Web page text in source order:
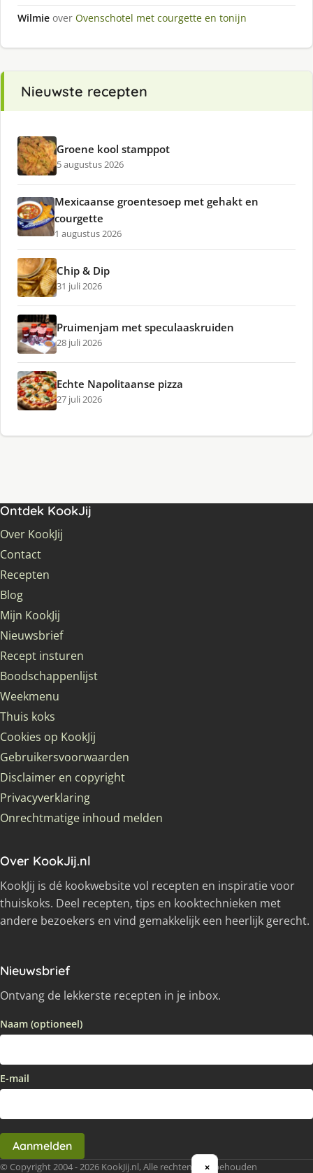
Wilmie over Ovenschotel met courgette en tonijn
Nieuwste recepten
Groene kool stamppot
5 augustus 2026
Mexicaanse groentesoep met gehakt en
courgette
1 augustus 2026
Chip & Dip
31 juli 2026
Pruimenjam met speculaaskruiden
28 juli 2026
Echte Napolitaanse pizza
27 juli 2026
Ontdek KookJij
Over KookJij
Contact
Recepten
Blog
Mijn KookJij
Nieuwsbrief
Recept insturen
Boodschappenlijst
Weekmenu
Thuis koks
Cookies op KookJij
Gebruikersvoorwaarden
Disclaimer en copyright
Privacyverklaring
Onrechtmatige inhoud melden
Over KookJij.nl
KookJij is dé kookwebsite vol recepten en inspiratie voor
thuiskoks. Deel recepten, tips en kooktechnieken met
andere bezoekers en vind gemakkelijk een heerlijk gerecht.
Nieuwsbrief
Ontvang de lekkerste recepten in je inbox.
Naam (optioneel)
E-mail
Aanmelden
© Copyright 2004 - 2026 KookJij.nl, Alle rechten voorbehouden
×